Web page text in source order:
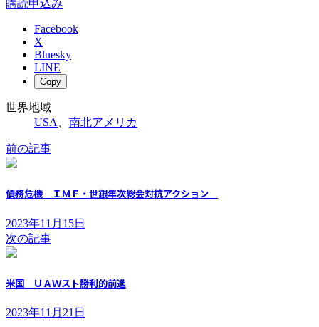
購読申込み
Facebook
X
Bluesky
LINE
Copy
世界地域
USA
南北アメリカ
前の記事
債務危機 ＩＭＦ・世銀年次総会対抗アクション
2023年11月15日
次の記事
米国 ＵＡＷスト勝利的前進
2023年11月21日